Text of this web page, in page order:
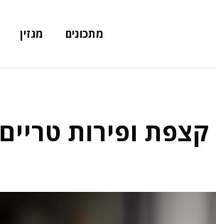
מתכונים מגזין
ופירות טריים